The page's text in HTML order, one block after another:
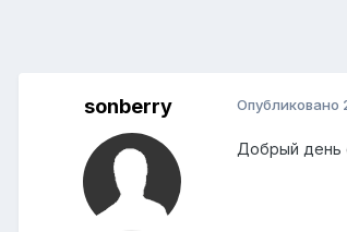
sonberry Опубликовано
Добрый день